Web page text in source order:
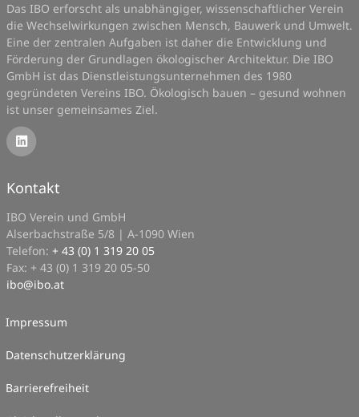
Das IBO erforscht als unabhängiger, wissenschaftlicher Verein
die Wechselwirkungen zwischen Mensch, Bauwerk und Umwelt.
Eine der zentralen Aufgaben ist daher die Entwicklung und
Förderung der Grundlagen ökologischer Architektur. Die IBO
GmbH ist das Dienstleistungsunternehmen des 1980
gegründeten Vereins IBO. Ökologisch bauen – gesund wohnen
ist unser gemeinsames Ziel.
Kontakt
IBO Verein und GmbH
Alserbachstraße 5/8 | A-1090 Wien
Telefon: + 43 (0) 1 319 20 05
Fax: + 43 (0) 1 319 20 05-50
ibo@ibo.at
Impressum
Datenschutzerklärung
Barrierefreiheit